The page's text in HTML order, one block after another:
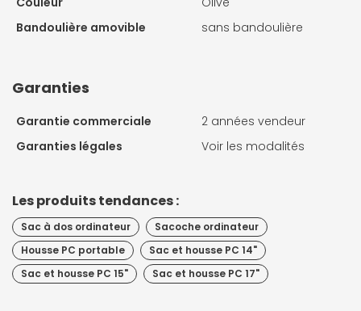
Bandoulière amovible
sans bandoulière
Garanties
Garantie commerciale
2 années vendeur
Garanties légales
Voir les modalités
Les produits tendances :
Sac à dos ordinateur
Sacoche ordinateur
Housse PC portable
Sac et housse PC 14"
Sac et housse PC 15"
Sac et housse PC 17"